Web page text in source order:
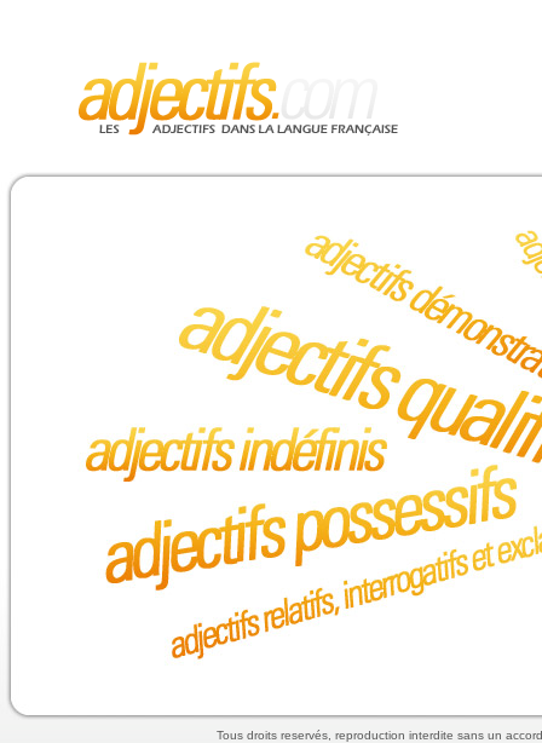
Tous droits reservés, reproduction interdite sans un